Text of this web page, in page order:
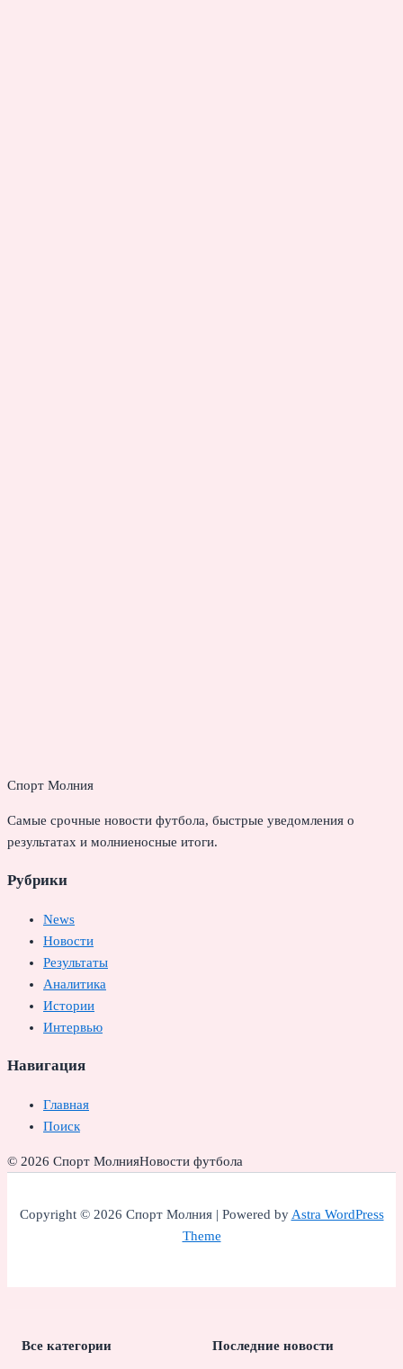
Спорт Молния
Самые срочные новости футбола, быстрые уведомления о
результатах и молниеносные итоги.
Рубрики
News
Новости
Результаты
Аналитика
Истории
Интервью
Навигация
Главная
Поиск
© 2026 Спорт МолнияНовости футбола
Copyright © 2026 Спорт Молния | Powered byAstra WordPress
Theme
Все категории Последние новости